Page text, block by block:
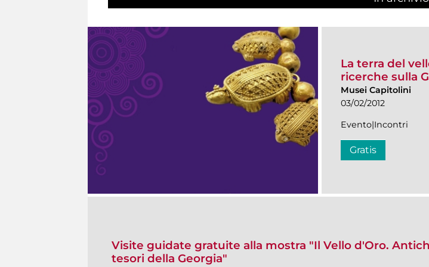
La terra del
ricerche sulla
Musei Capitolini
03/02/2012
Evento|Incontri
Gratis
Visite guidate gratuite alla mostra "Il Vello d'Oro.
tesori della Georgia"